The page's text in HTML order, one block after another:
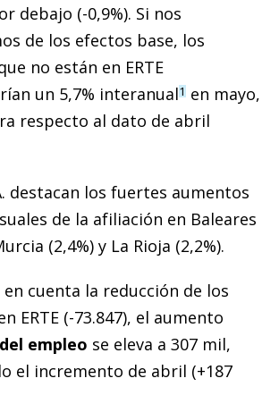
debajo (-0,9%). Si nos
de los efectos base, los
no están en ERTE
un 5,7% interanual1 en mayo,
respecto al dato de abril
destacan los fuertes aumentos
de la afiliación en Baleares
(2,4%) y La Rioja (2,2%).
cuenta la reducción de los
ERTE (-73.847), el aumento
empleo se eleva a 307 mil,
el incremento de abril (+187